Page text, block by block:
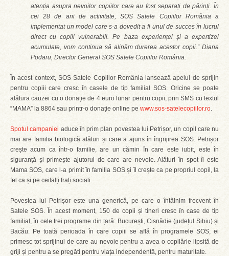
atenția asupra nevoilor copiilor care au fost separați de părinți. În
cei 28 de ani de activitate, SOS Satele Copiilor România a
implementat un model care s-a dovedit a fi unul de succes în lucrul
direct cu copiii vulnerabili. Pe baza experienței și a expertizei
acumulate, vom continua să alinăm durerea acestor copii.” Diana
Podaru, Director General SOS Satele Copiilor România.
În acest context, SOS Satele Copiilor România lansează apelul de sprijin
pentru copiii care cresc în casele de tip familial SOS. Oricine se poate
alătura cauzei cu o donație de 4 euro lunar pentru copii, prin SMS cu textul
“MAMA” la 8864 sau printr-o donație online pe www.sos-satelecopiilor.ro.
Spotul campaniei aduce în prim plan povestea lui Petrișor, un copil care nu
mai are familia biologică alături și care a ajuns în îngrijirea SOS. Petrișor
crește acum ca într-o familie, are un cămin în care este iubit, este în
siguranță și primește ajutorul de care are nevoie. Alături în spot îi este
Mama SOS, care l-a primit în familia SOS și îl crește ca pe propriul copil, la
fel ca și pe ceilalți frați sociali.
Povestea lui Petrișor este una generică, pe care o întâlnim frecvent în
Satele SOS. În acest moment, 150 de copii și tineri cresc în case de tip
familial, în cele trei programe din țară: București, Cisnădie (județul Sibiu) și
Bacău. Pe toată perioada în care copiii se află în programele SOS, ei
primesc tot sprijinul de care au nevoie pentru a avea o copilărie lipsită de
griji și pentru a se pregăti pentru viața independentă, pentru maturitate.